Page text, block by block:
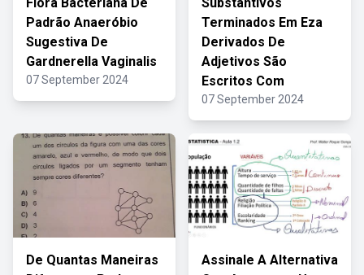
Padrão Anaeróbio
Sugestiva De
Gardnerella Vaginalis
07 September 2024
Terminados Em Eza
Derivados De
Adjetivos São
Escritos Com
07 September 2024
De Quantas Maneiras
Assinale A Alternativa